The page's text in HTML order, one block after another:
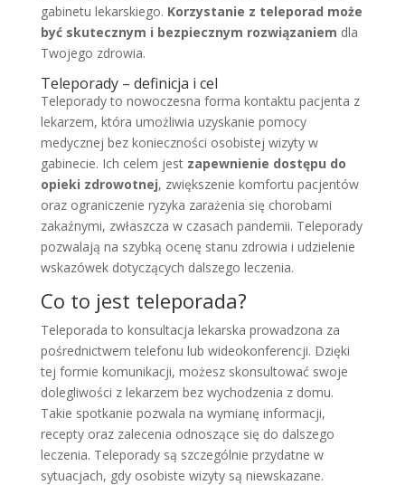
gabinetu lekarskiego. Korzystanie z teleporad może
być skutecznym i bezpiecznym rozwiązaniem dla
Twojego zdrowia.
Teleporady – definicja i cel
Teleporady to nowoczesna forma kontaktu pacjenta z
lekarzem, która umożliwia uzyskanie pomocy
medycznej bez konieczności osobistej wizyty w
gabinecie. Ich celem jest zapewnienie dostępu do
opieki zdrowotnej, zwiększenie komfortu pacjentów
oraz ograniczenie ryzyka zarażenia się chorobami
zakaźnymi, zwłaszcza w czasach pandemii. Teleporady
pozwalają na szybką ocenę stanu zdrowia i udzielenie
wskazówek dotyczących dalszego leczenia.
Co to jest teleporada?
Teleporada to konsultacja lekarska prowadzona za
pośrednictwem telefonu lub wideokonferencji. Dzięki
tej formie komunikacji, możesz skonsultować swoje
dolegliwości z lekarzem bez wychodzenia z domu.
Takie spotkanie pozwala na wymianę informacji,
recepty oraz zalecenia odnoszące się do dalszego
leczenia. Teleporady są szczególnie przydatne w
sytuacjach, gdy osobiste wizyty są niewskazane.